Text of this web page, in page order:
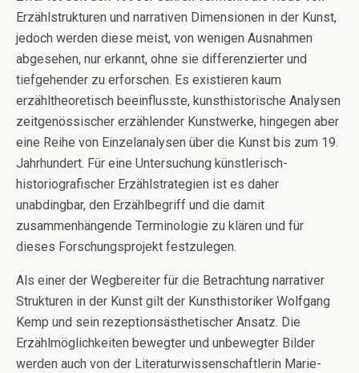
Erzählstrukturen und narrativen Dimensionen in der Kunst,
jedoch werden diese meist, von wenigen Ausnahmen
abgesehen, nur erkannt, ohne sie differenzierter und
tiefgehender zu erforschen. Es existieren kaum
erzähltheoretisch beeinflusste, kunsthistorische Analysen
zeitgenössischer erzählender Kunstwerke, hingegen aber
eine Reihe von Einzelanalysen über die Kunst bis zum 19.
Jahrhundert. Für eine Untersuchung künstlerisch-
historiografischer Erzählstrategien ist es daher
unabdingbar, den Erzählbegriff und die damit
zusammenhängende Terminologie zu klären und für
dieses Forschungsprojekt festzulegen.
Als einer der Wegbereiter für die Betrachtung narrativer
Strukturen in der Kunst gilt der Kunsthistoriker Wolfgang
Kemp und sein rezeptionsästhetischer Ansatz. Die
Erzählmöglichkeiten bewegter und unbewegter Bilder
werden auch von der Literaturwissenschaftlerin Marie-